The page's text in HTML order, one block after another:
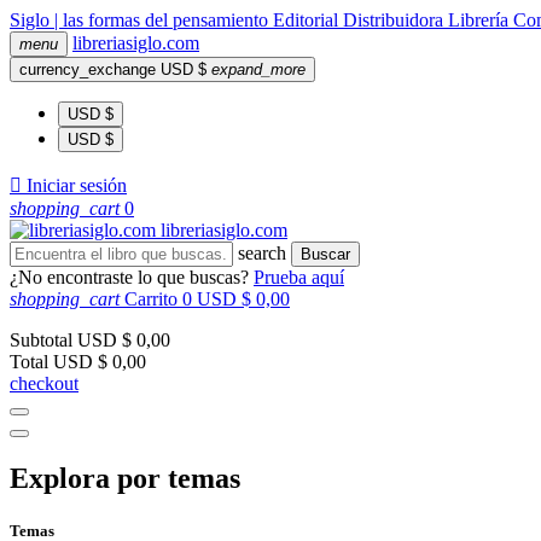
Siglo | las formas del pensamiento Editorial Distribuidora Librería
menu libreriasiglo.com
currency_exchange USD $ expand_more
USD $
USD $
 Iniciar sesión
shopping_cart 0
libreriasiglo.com
search
Buscar
¿No encontraste lo que buscas? Prueba aquí
shopping_cart Carrito 0 USD $ 0,00
Subtotal USD $ 0,00
Total USD $ 0,00
checkout
Explora por temas
Temas